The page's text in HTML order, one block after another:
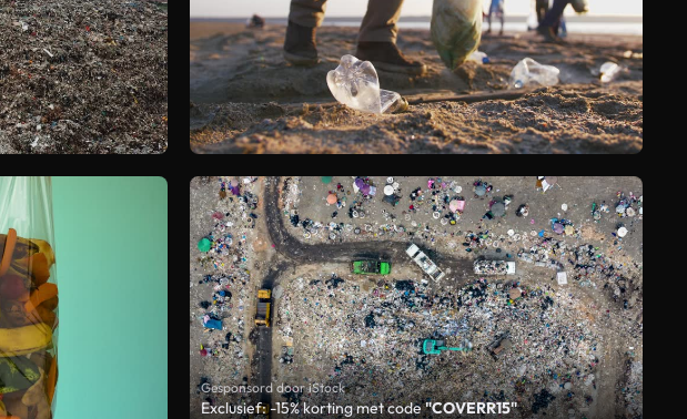
Gesponsord door iStock
Exclusief: -15% korting met code"COVERR15"